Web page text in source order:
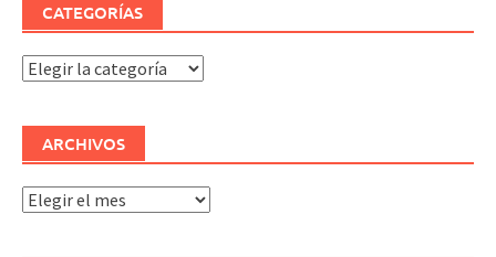
CATEGORÍAS
Categorías
ARCHIVOS
Archivos